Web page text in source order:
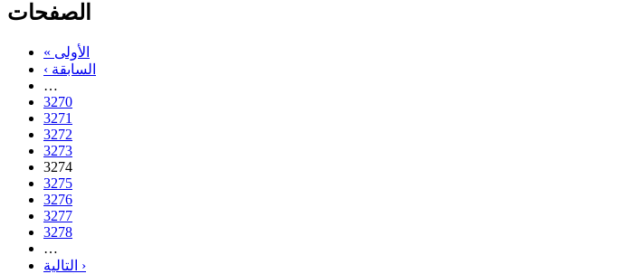
الصفحات
« الأولى
‹ السابقة
…
3270
3271
3272
3273
3274
3275
3276
3277
3278
…
التالية ›